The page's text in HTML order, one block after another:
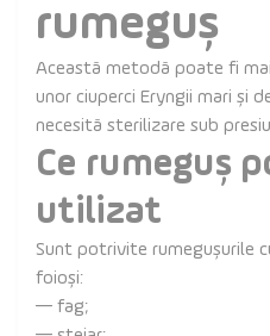
rumeguș
Această metodă poate fi
unor ciuperci Eryngii mari și
necesită sterilizare sub
Ce rumeguș
utilizat
Sunt potrivite rumegușurile
foioși:
— fag;